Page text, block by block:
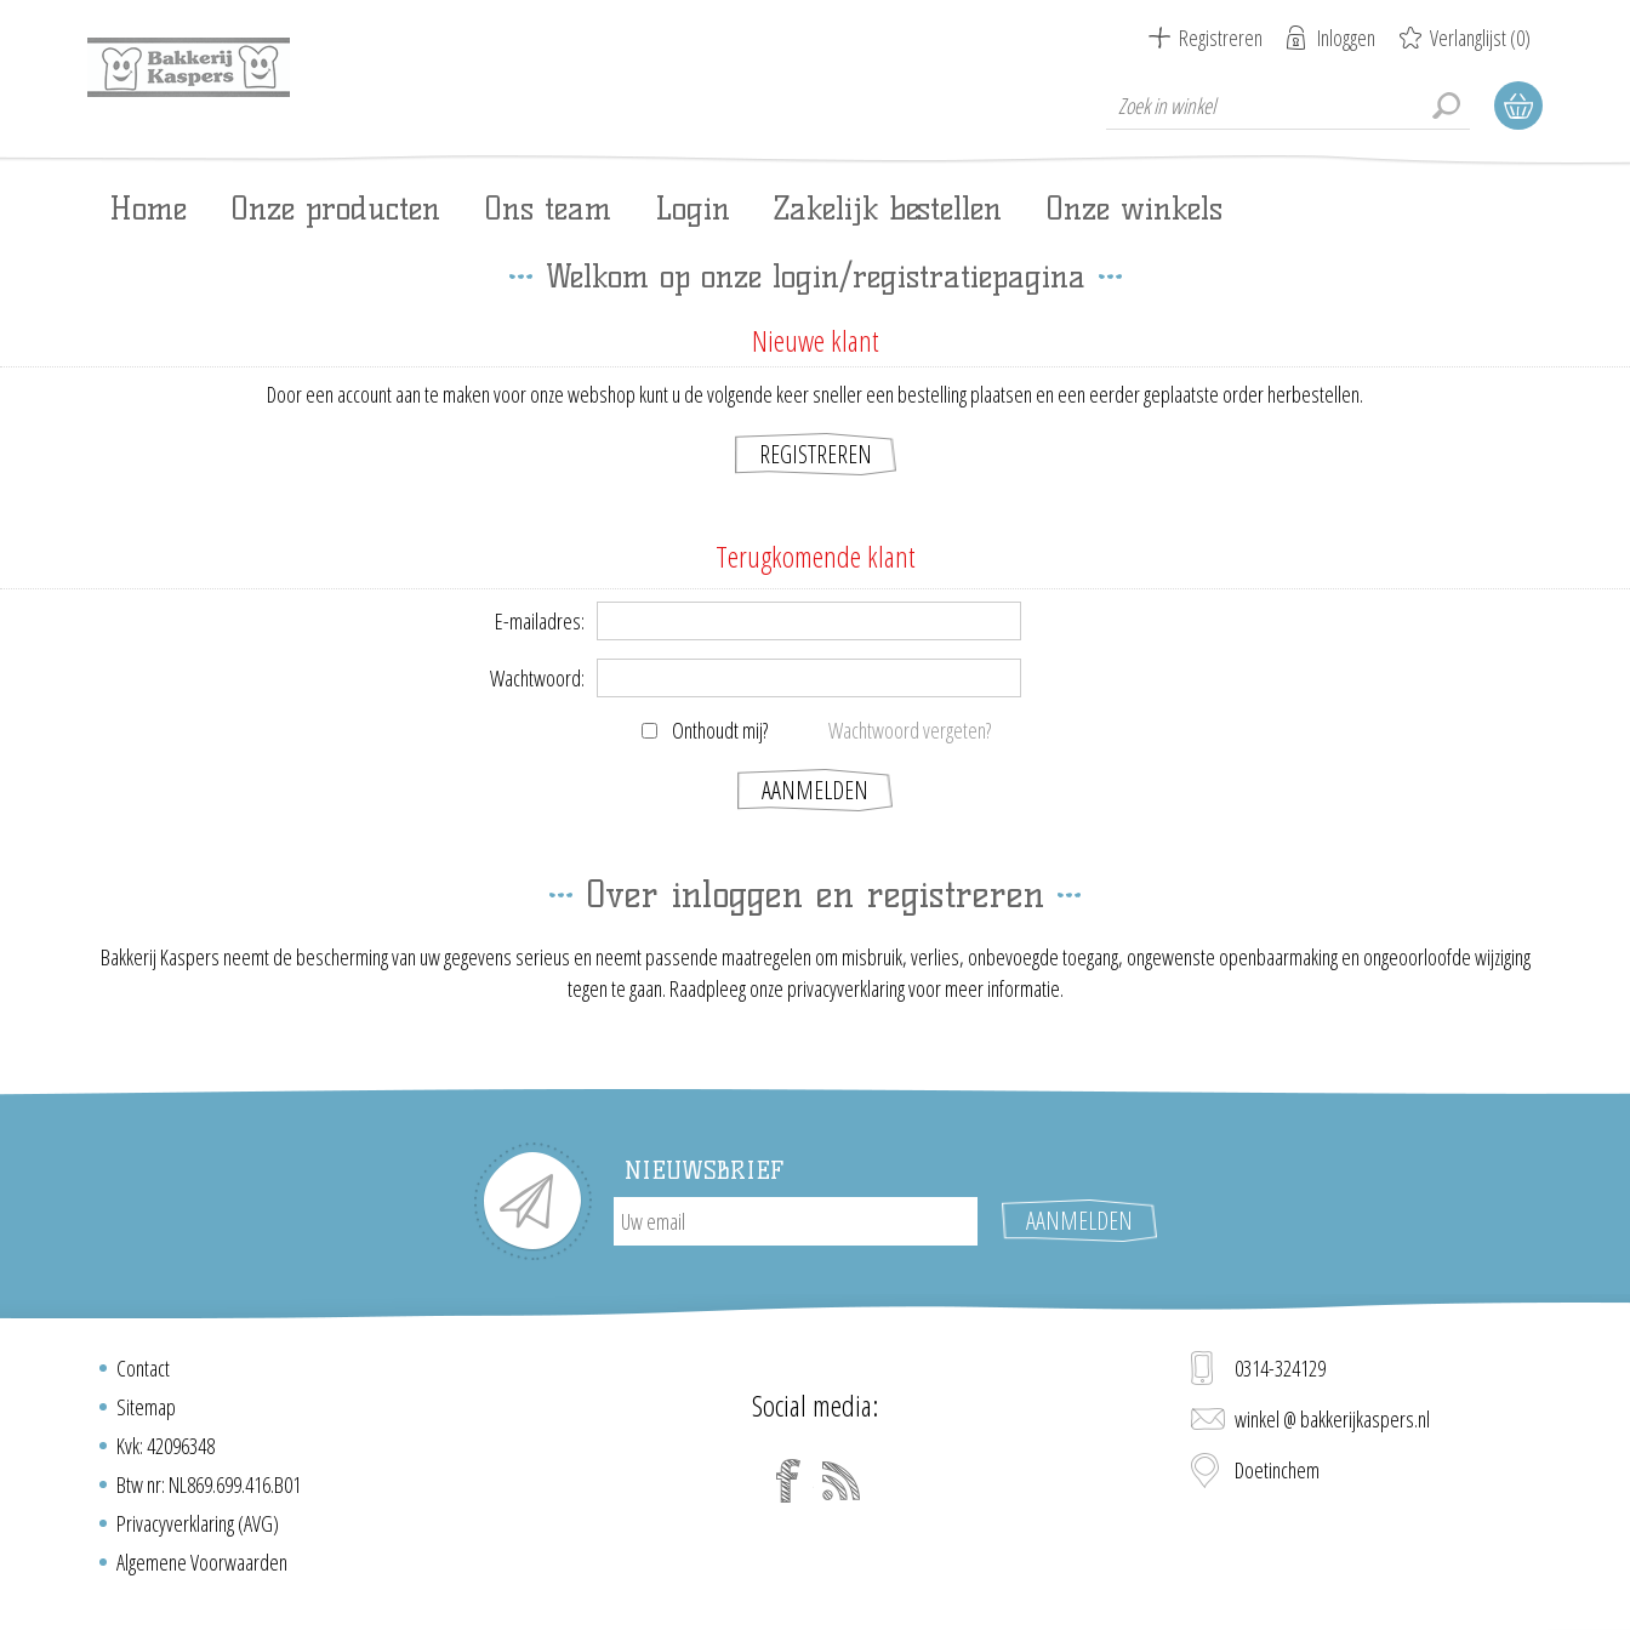
Registreren Inloggen Verlanglijst(0)
Home Onze producten Ons team Login Zakelijk bestellen
Onze winkels
Welkom op onze login/registratiepagina
Nieuwe klant
Door een account aan te maken voor onze webshop kunt u de volgende keer sneller een bestelling plaatsen en een eerder geplaatste order herbestellen.
Terugkomende klant
E-mailadres:
Wachtwoord:
Onthoudt mij?
Wachtwoord vergeten?
Over inloggen en registreren
Bakkerij Kaspers neemt de bescherming van uw gegevens serieus en neemt passende maatregelen om misbruik, verlies, onbevoegde toegang, ongewenste openbaarmaking en ongeoorloofde wijziging
tegen te gaan. Raadpleeg onze privacyverklaring voor meer informatie.
NIEUWSBRIEF
Contact
Sitemap
Kvk: 42096348
Btw nr: NL869.699.416.B01
Privacyverklaring (AVG)
Algemene Voorwaarden
Social media:
0314-324129
winkel @ bakkerijkaspers.nl
Doetinchem